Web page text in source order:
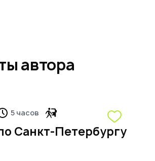
автора
5 часов
Санкт-Петербургу